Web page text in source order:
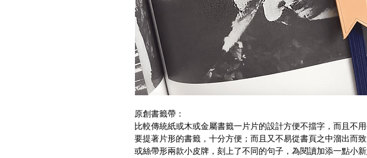
原創書籤帶：
比較傳統紙或木或金屬書籤一片片的設計方便不擋字，而且不
要提著片形的書籤，十分方便；而且又不易從書頁之中溜出而
或絲帶形兩款小皮牌，刻上了不同的句子，為閱讀加添一點小新